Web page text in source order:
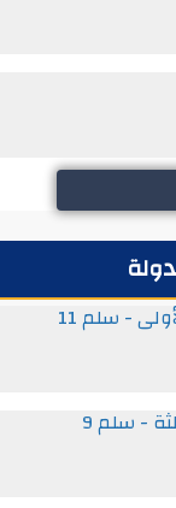
11
9